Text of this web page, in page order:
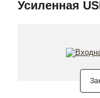
Усиленная